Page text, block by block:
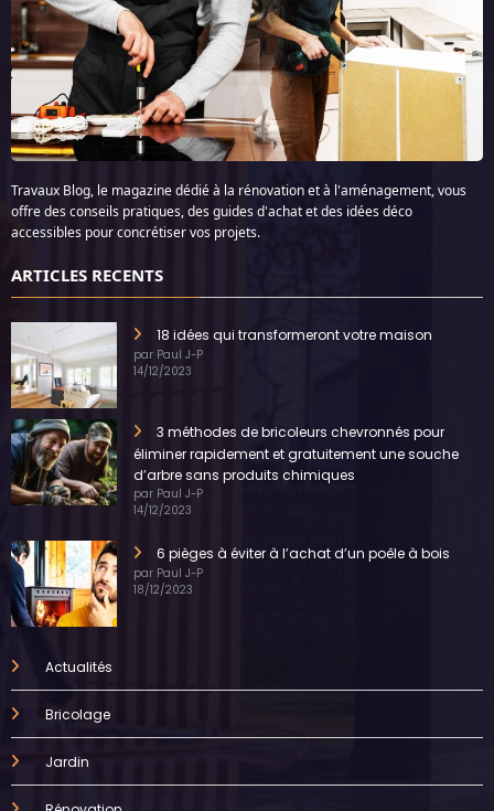
Travaux Blog, le magazine dédié à la rénovation et à l'aménagement, vous
offre des conseils pratiques, des guides d'achat et des idées déco
accessibles pour concrétiser vos projets.
ARTICLES RECENTS
18 idées qui transformeront votre maison
par Paul J-P
14/12/2023
3 méthodes de bricoleurs chevronnés pour
éliminer rapidement et gratuitement une souche
d’arbre sans produits chimiques
par Paul J-P
14/12/2023
6 pièges à éviter à l’achat d’un poêle à bois
par Paul J-P
18/12/2023
Actualités
Bricolage
Jardin